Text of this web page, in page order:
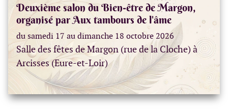
Deuxième salon du Bien-être de Margon,
organisé par Aux tambours de l'âme
du samedi 17 au dimanche 18 octobre 2026
Salle des fêtes de Margon (rue de la Cloche) à
Arcisses (Eure-et-Loir)